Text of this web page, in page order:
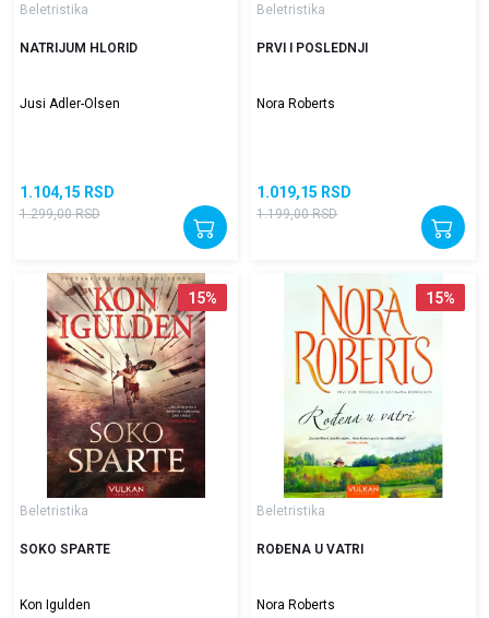
Beletristika
NATRIJUM HLORID
Jusi Adler-Olsen
1.104,15 RSD
1.299,00 RSD
Beletristika
PRVI I POSLEDNJI
Nora Roberts
1.019,15 RSD
1.199,00 RSD
15%
Beletristika
SOKO SPARTE
Kon Igulden
15%
Beletristika
ROĐENA U VATRI
Nora Roberts